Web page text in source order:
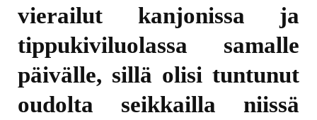
vierailut kanjonissa ja
tippukiviluolassa samalle
päivälle, sillä olisi tuntunut
oudolta seikkailla niissä